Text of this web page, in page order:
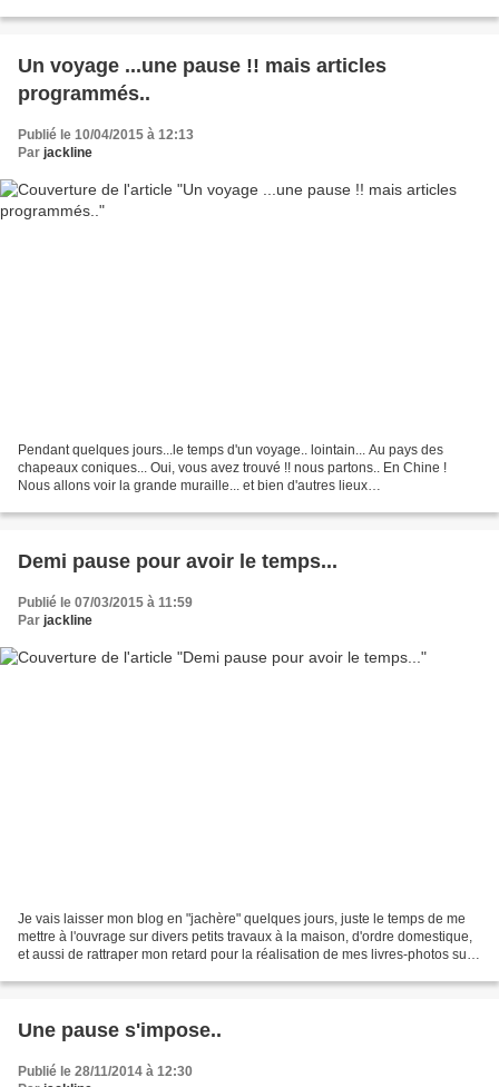
Un voyage ...une pause !! mais articles
programmés..
Publié le 10/04/2015 à 12:13
Par jackline
Pendant quelques jours...le temps d'un voyage.. lointain... Au pays des
chapeaux coniques... Oui, vous avez trouvé !! nous partons.. En Chine !
Nous allons voir la grande muraille... et bien d'autres lieux
Demi pause pour avoir le temps...
Publié le 07/03/2015 à 11:59
Par jackline
Je vais laisser mon blog en "jachère" quelques jours, juste le temps de me
mettre à l'ouvrage sur divers petits travaux à la maison, d'ordre domestique,
et aussi de rattraper mon retard pour la réalisation de mes livres-photos sur
Une pause s'impose..
Publié le 28/11/2014 à 12:30